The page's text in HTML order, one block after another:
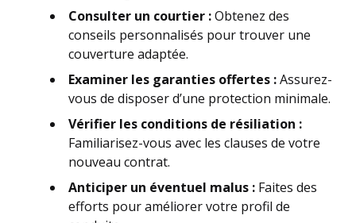
Consulter un courtier :Obtenez des
conseils personnalisés pour trouver une
couverture adaptée.
Examiner les garanties offertes :Assurez-
vous de disposer d’une protection minimale.
Vérifier les conditions de résiliation :
Familiarisez-vous avec les clauses de votre
nouveau contrat.
Anticiper un éventuel malus : Faites des
efforts pour améliorer votre profil de